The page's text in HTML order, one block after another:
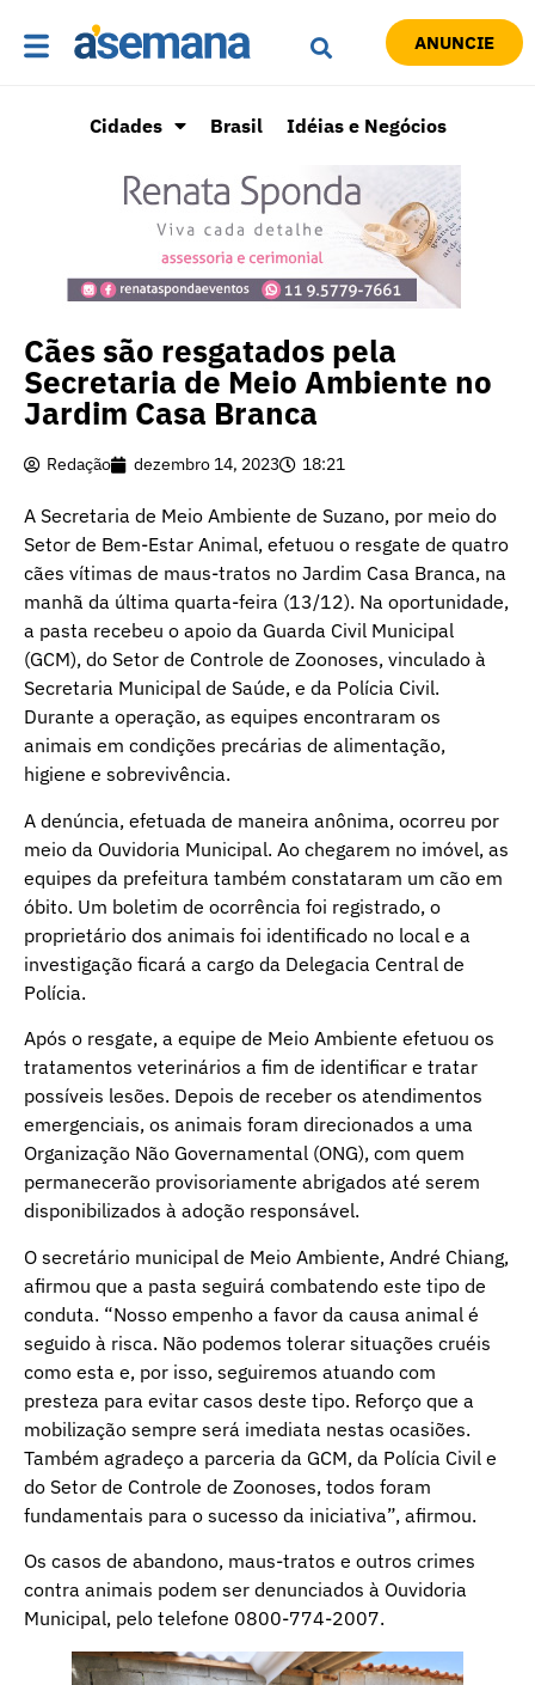
ANUNCIE
Cidades Brasil Idéias e Negócios
Cães são resgatados pela
Secretaria de Meio Ambiente no
Jardim Casa Branca
Redação dezembro 14, 2023 18:21
A Secretaria de Meio Ambiente de Suzano, por meio do
Setor de Bem-Estar Animal, efetuou o resgate de quatro
cães vítimas de maus-tratos no Jardim Casa Branca, na
manhã da última quarta-feira (13/12). Na oportunidade,
a pasta recebeu o apoio da Guarda Civil Municipal
(GCM), do Setor de Controle de Zoonoses, vinculado à
Secretaria Municipal de Saúde, e da Polícia Civil.
Durante a operação, as equipes encontraram os
animais em condições precárias de alimentação,
higiene e sobrevivência.
A denúncia, efetuada de maneira anônima, ocorreu por
meio da Ouvidoria Municipal. Ao chegarem no imóvel, as
equipes da prefeitura também constataram um cão em
óbito. Um boletim de ocorrência foi registrado, o
proprietário dos animais foi identificado no local e a
investigação ficará a cargo da Delegacia Central de
Polícia.
Após o resgate, a equipe de Meio Ambiente efetuou os
tratamentos veterinários a fim de identificar e tratar
possíveis lesões. Depois de receber os atendimentos
emergenciais, os animais foram direcionados a uma
Organização Não Governamental (ONG), com quem
permanecerão provisoriamente abrigados até serem
disponibilizados à adoção responsável.
O secretário municipal de Meio Ambiente, André Chiang,
afirmou que a pasta seguirá combatendo este tipo de
conduta. “Nosso empenho a favor da causa animal é
seguido à risca. Não podemos tolerar situações cruéis
como esta e, por isso, seguiremos atuando com
presteza para evitar casos deste tipo. Reforço que a
mobilização sempre será imediata nestas ocasiões.
Também agradeço a parceria da GCM, da Polícia Civil e
do Setor de Controle de Zoonoses, todos foram
fundamentais para o sucesso da iniciativa”, afirmou.
Os casos de abandono, maus-tratos e outros crimes
contra animais podem ser denunciados à Ouvidoria
Municipal, pelo telefone 0800-774-2007.